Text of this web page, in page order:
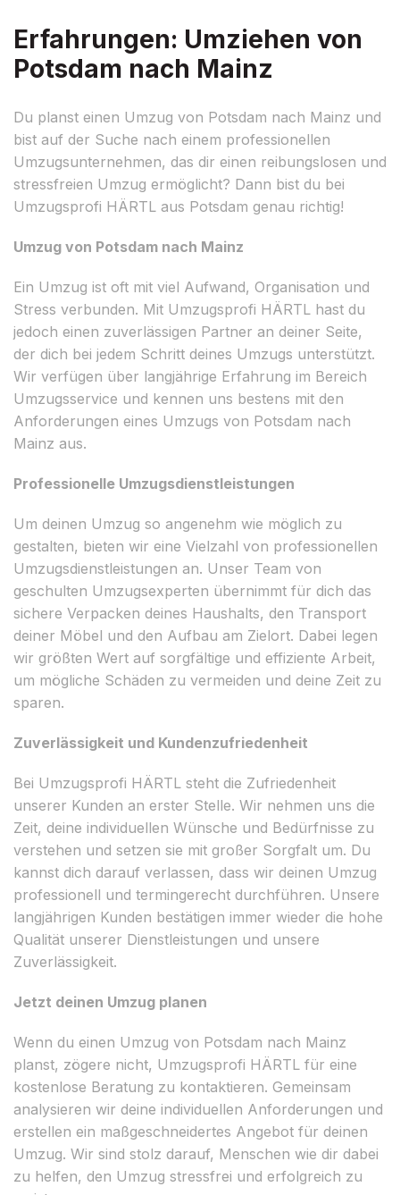
Erfahrungen: Umziehen von
Potsdam nach Mainz
Du planst einen Umzug von Potsdam nach Mainz und
bist auf der Suche nach einem professionellen
Umzugsunternehmen, das dir einen reibungslosen und
stressfreien Umzug ermöglicht? Dann bist du bei
Umzugsprofi HÄRTL aus Potsdam genau richtig!
Umzug von Potsdam nach Mainz
Ein Umzug ist oft mit viel Aufwand, Organisation und
Stress verbunden. Mit Umzugsprofi HÄRTL hast du
jedoch einen zuverlässigen Partner an deiner Seite,
der dich bei jedem Schritt deines Umzugs unterstützt.
Wir verfügen über langjährige Erfahrung im Bereich
Umzugsservice und kennen uns bestens mit den
Anforderungen eines Umzugs von Potsdam nach
Mainz aus.
Professionelle Umzugsdienstleistungen
Um deinen Umzug so angenehm wie möglich zu
gestalten, bieten wir eine Vielzahl von professionellen
Umzugsdienstleistungen an. Unser Team von
geschulten Umzugsexperten übernimmt für dich das
sichere Verpacken deines Haushalts, den Transport
deiner Möbel und den Aufbau am Zielort. Dabei legen
wir größten Wert auf sorgfältige und effiziente Arbeit,
um mögliche Schäden zu vermeiden und deine Zeit zu
sparen.
Zuverlässigkeit und Kundenzufriedenheit
Bei Umzugsprofi HÄRTL steht die Zufriedenheit
unserer Kunden an erster Stelle. Wir nehmen uns die
Zeit, deine individuellen Wünsche und Bedürfnisse zu
verstehen und setzen sie mit großer Sorgfalt um. Du
kannst dich darauf verlassen, dass wir deinen Umzug
professionell und termingerecht durchführen. Unsere
langjährigen Kunden bestätigen immer wieder die hohe
Qualität unserer Dienstleistungen und unsere
Zuverlässigkeit.
Jetzt deinen Umzug planen
Wenn du einen Umzug von Potsdam nach Mainz
planst, zögere nicht, Umzugsprofi HÄRTL für eine
kostenlose Beratung zu kontaktieren. Gemeinsam
analysieren wir deine individuellen Anforderungen und
erstellen ein maßgeschneidertes Angebot für deinen
Umzug. Wir sind stolz darauf, Menschen wie dir dabei
zu helfen, den Umzug stressfrei und erfolgreich zu